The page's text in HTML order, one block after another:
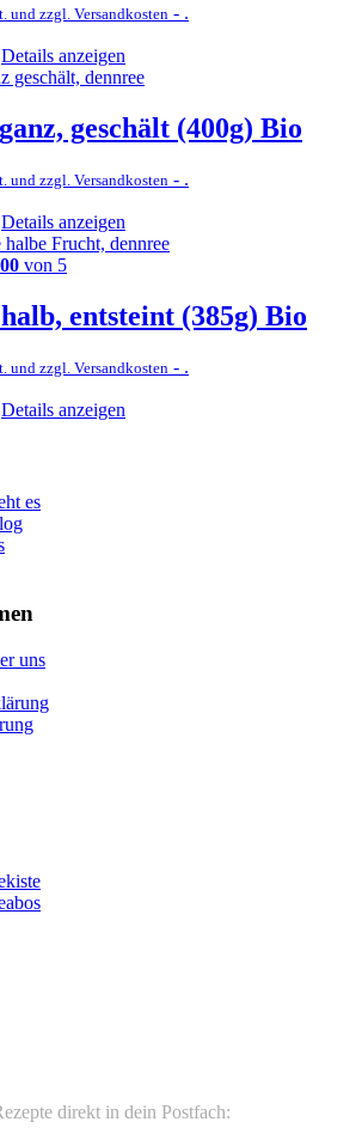
und zzgl. Versandkosten - .
Details anzeigen
geschält (400g) Bio
und zzgl. Versandkosten - .
Details anzeigen
von 5
entsteint (385g) Bio
und zzgl. Versandkosten - .
Details anzeigen
es
uns
direkt in dein Postfach: